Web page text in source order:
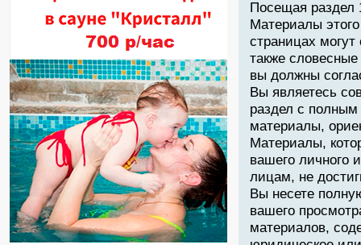
Посещая раздел
Материалы
страницах
также
вы должны
Вы являетесь
раздел с полным
материалы,
Материалы,
вашего личного
лицам, не
Вы несете
вашего
материалов,